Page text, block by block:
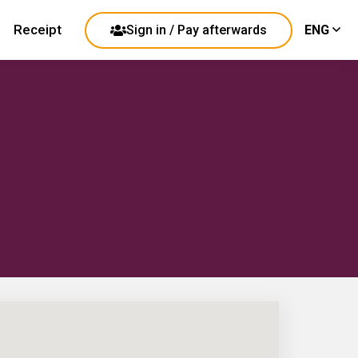
Receipt Sign in / Pay afterwards ENG